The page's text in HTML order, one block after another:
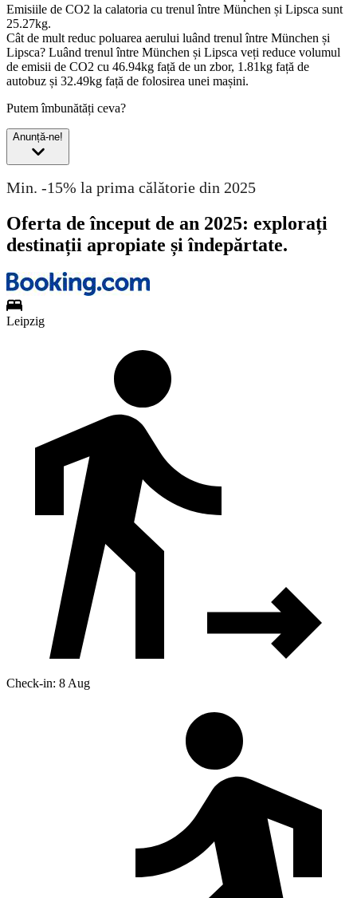
Emisiile de CO2 la calatoria cu trenul între München și Lipsca sunt
25.27kg.
Cât de mult reduc poluarea aerului luând trenul între München și
Lipsca? Luând trenul între München și Lipsca veți reduce volumul
de emisii de CO2 cu 46.94kg față de un zbor, 1.81kg față de
autobuz și 32.49kg față de folosirea unei mașini.
Putem îmbunătăți ceva?
Anunță-ne!
Min. -15% la prima călătorie din 2025
Oferta de început de an 2025: explorați
destinații apropiate și îndepărtate.
Leipzig
Check-in: 8 Aug